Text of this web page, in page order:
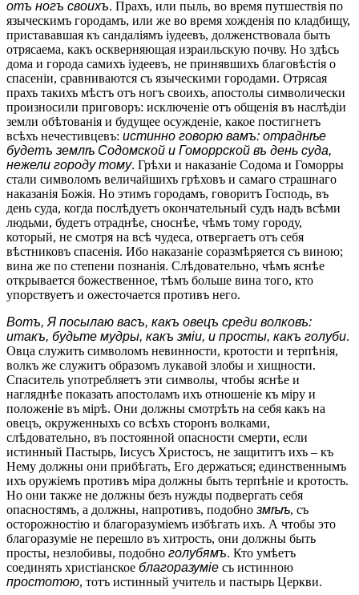
отъ ногъ своихъ. Прахъ, или пыль, во время путшествія по
языческимъ городамъ, или же во время хожденія по кладбищу,
пристававшая къ сандаліямъ іудеевъ, долженствовала быть
отрясаема, какъ оскверняющая израильскую почву. Но здѣсь
дома и города самихъ іудеевъ, не принявшихъ благовѣстія о
спасеніи, сравниваются съ языческими городами. Отрясая
прахъ такихъ мѣстъ отъ ногъ своихъ, апостолы символически
произносили приговоръ: исключеніе отъ общенія въ наслѣдіи
земли обѣтованія и будущее осужденіе, какое постигнетъ
всѣхъ нечестивцевъ: истинно говорю вамъ: отраднѣе
будетъ землѣ Содомской и Гоморрской въ день суда,
нежели городу тому. Грѣхи и наказаніе Содома и Гоморры
стали символомъ величайшихъ грѣховъ и самаго страшнаго
наказанія Божія. Но этимъ городамъ, говоритъ Господь, въ
день суда, когда послѣдуетъ окончательный судъ надъ всѣми
людьми, будетъ отраднѣе, сноснѣе, чѣмъ тому городу,
который, не смотря на всѣ чудеса, отвергаетъ отъ себя
вѣстниковъ спасенія. Ибо наказаніе соразмѣряется съ виною;
вина же по степени познанія. Слѣдовательно, чѣмъ яснѣе
открывается божественное, тѣмъ больше вина того, кто
упорствуетъ и ожесточается противъ него.
Вотъ, Я посылаю васъ, какъ овецъ среди волковъ:
итакъ, будьте мудры, какъ зміи, и просты, какъ голуби.
Овца служить символомъ невинности, кротости и терпѣнія,
волкъ же служитъ образомъ лукавой злобы и хищности.
Спаситель употребляетъ эти символы, чтобы яснѣе и
нагляднѣе показать апостоламъ ихъ отношеніе къ міру и
положеніе въ мірѣ. Они должны смотрѣть на себя какъ на
овецъ, окруженныхъ со всѣхъ сторонъ волками,
слѣдовательно, въ постоянной опасности смерти, если
истинный Пастырь, Іисусъ Христосъ, не защититъ ихъ – къ
Нему должны они прибѣгать, Его держаться; единственнымъ
ихъ оружіемъ противъ міра должны быть терпѣніе и кротость.
Но они также не должны безъ нужды подвергать себя
опасностямъ, а должны, напротивъ, подобно змѣѣ, съ
осторожностію и благоразуміемъ избѣгать ихъ. А чтобы это
благоразуміе не перешло въ хитрость, они должны быть
просты, незлобивы, подобно голубямъ. Кто умѣетъ
соединять христіанское благоразуміе съ истинною
простотою, тотъ истинный учитель и пастырь Церкви.